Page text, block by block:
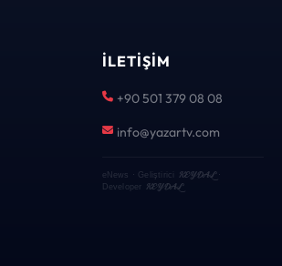
İLETIŞIM
+90 501 379 08 08
info@yazartv.com
eNews · Geliştirici KEYDAL·
Developer
KEYDAL